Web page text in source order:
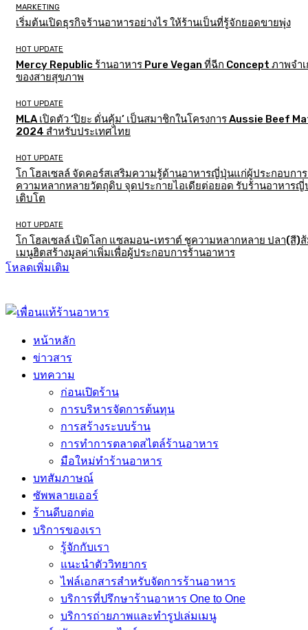
MARKETING
เริ่มต้นเปิดธุรกิจร้านอาหารอย่างไร ให้ร้านเป็นที่รู้จักยอดขายพุ่ง
HOT UPDATE
Mercy Republic ร้านอาหาร Pure Vegan ที่ฉีก Concept ภาพจำเ
ของสายสุขภาพ
HOT UPDATE
MLA เปิดตัว ‘ปิยะ ดั่นคุ้ม’ เป็นสมาชิกในโครงการ Aussie Beef
2024 สำหรับประเทศไทย
HOT UPDATE
โก โฮลเซลล์ จัดคอร์สเสริมความรู้ด้านอาหารญี่ปุ่นแก่ผู้ประกอบกา
ความหลากหลายวัตถุดิบ จุดประกายไอเดียต่อยอด รับร้านอาหาร
เติบโต
HOT UPDATE
โก โฮลเซลล์ เปิดโลก แซลมอน-เทราต์ ชูความหลากหลาย ปลา(สี)
เมนูฮิตสร้างมูลค่าเพิ่มเพื่อผู้ประกอบการร้านอาหาร
โหลดเพิ่มเติม
หน้าหลัก
ข่าวสาร
บทความ
ก่อนเปิดร้าน
การบริหารจัดการต้นทุน
การสร้างระบบร้าน
การทำการตลาดสไตล์ร้านอาหาร
มือใหม่ทำร้านอาหาร
บทสัมภาษณ์
ซัพพลายเออร์
ร้านดีบอกต่อ
บริการของเรา
รู้จักกับเรา
แนะนำตัววิทยากร
ไฟล์เอกสารสำหรับจัดการร้านอาหาร
บริการที่ปรึกษาร้านอาหาร One to One
บริการถ่ายภาพและทำรูปเล่มเมนู